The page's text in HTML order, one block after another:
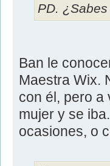
PD.
Ban le
Maestra Wix.
con él, pero a
mujer y se
ocasiones, o